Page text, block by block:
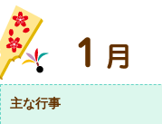
主な行事